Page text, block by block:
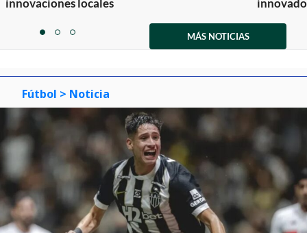
innovaciones locales
itemitemitem
MÁS NOTICIAS
Fútbol > Noticia